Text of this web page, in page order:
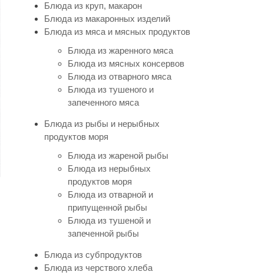
Блюда из круп, макарон
Блюда из макаронных изделий
Блюда из мяса и мясных продуктов
Блюда из жаренного мяса
Блюда из мясных консервов
Блюда из отварного мяса
Блюда из тушеного и
запеченного мяса
Блюда из рыбы и нерыбных
продуктов моря
Блюда из жареной рыбы
Блюда из нерыбных
продуктов моря
Блюда из отварной и
припущенной рыбы
Блюда из тушеной и
запеченной рыбы
Блюда из субпродуктов
Блюда из черствого хлеба